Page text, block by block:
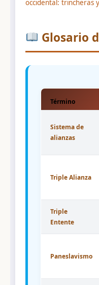
occidental: trincheras
Glosario
Término
Sistema de
alianzas
Triple Alianza
Triple
Entente
Paneslavismo